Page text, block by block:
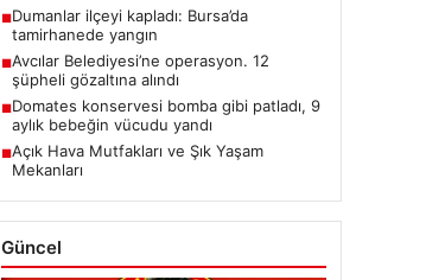
■Dumanlar ilçeyi kapladı: Bursa’da
tamirhanede yangın
■Avcılar Belediyesi’ne operasyon. 12
şüpheli gözaltına alındı
■Domates konservesi bomba gibi patladı, 9
aylık bebeğin vücudu yandı
■Açık Hava Mutfakları ve Şık Yaşam
Mekanları
Güncel